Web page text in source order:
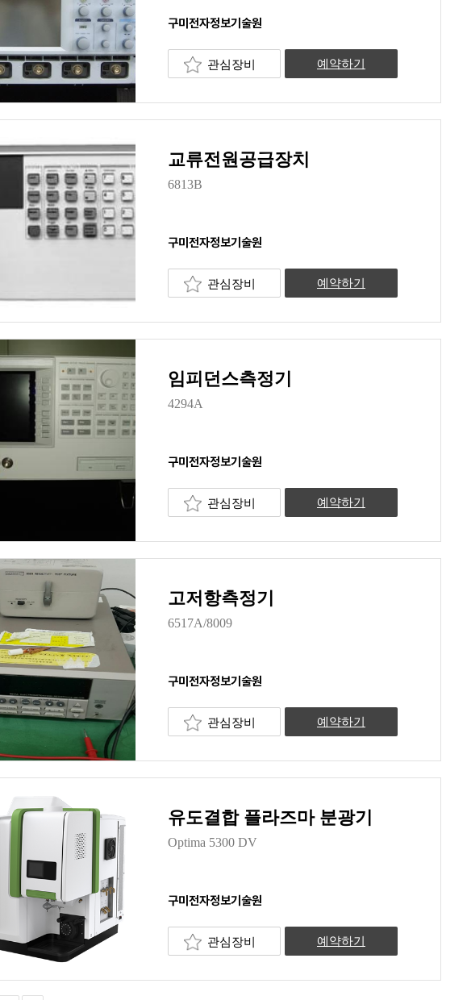
구미전자정보기술원
관심장비 예약하기
교류전원공급장치
6813B
구미전자정보기술원
관심장비 예약하기
임피던스측정기
4294A
구미전자정보기술원
관심장비 예약하기
고저항측정기
6517A/8009
구미전자정보기술원
관심장비 예약하기
유도결합 플라즈마 분광기
Optima 5300 DV
구미전자정보기술원
관심장비 예약하기